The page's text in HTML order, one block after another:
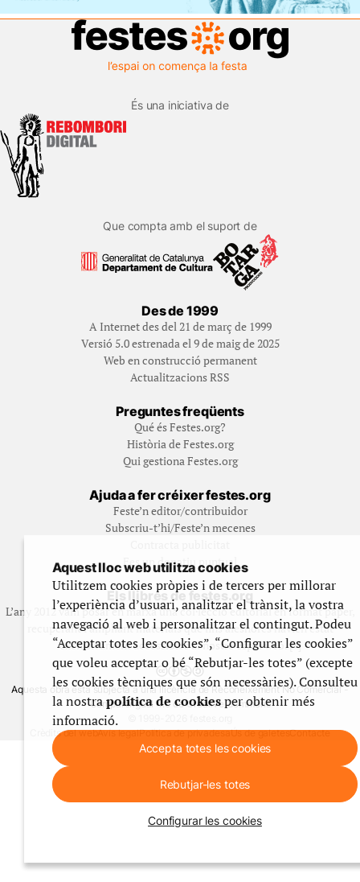
És una iniciativa de
Que compta amb el suport de
Des de 1999
A Internet des del 21 de març de 1999
Versió 5.0 estrenada el 9 de maig de 2025
Web en construcció permanent
Actualitzacions RSS
Preguntes freqüents
Qué és Festes.org?
Història de Festes.org
Qui gestiona Festes.org
Ajuda a fer créixer festes.org
Feste’n editor/contribuidor
Subscriu-t’hi/Feste’n mecenes
Fes un donatiu puntual
Els llibres de festes.org
L’any 2012 vam posar en marxa una col·lecció editorial en format paper,
recuperant i ampliant materials que fins aleshores havien estat
exclusivament accessibles al nostre espai web. [+]
Aquesta obra està subjecta a una llicència de Reconeixement No Comercial -
CompartirIgual 4.0 de Creative Commons
Crèdits del webAvís legalPolítica de privadesaÚs de galetesContacte
Aquest lloc web utilitza cookies
Utilitzem cookies pròpies i de tercers per millorar
l’experiència d’usuari, analitzar el trànsit, la vostra
navegació al web i personalitzar el contingut. Podeu
“Acceptar totes les cookies”, “Configurar les cookies”
que voleu acceptar o bé “Rebutjar-les totes” (excepte
les cookies tècniques que són necessàries). Consulteu
la nostrapolítica de cookiesper obtenir més
informació.
Accepta totes les cookies
Rebutjar-les totes
Configurar les cookies